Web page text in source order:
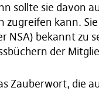
sollte sie davon
zugreifen kann.
NSA) bekannt zu
der
Zauberwort, die